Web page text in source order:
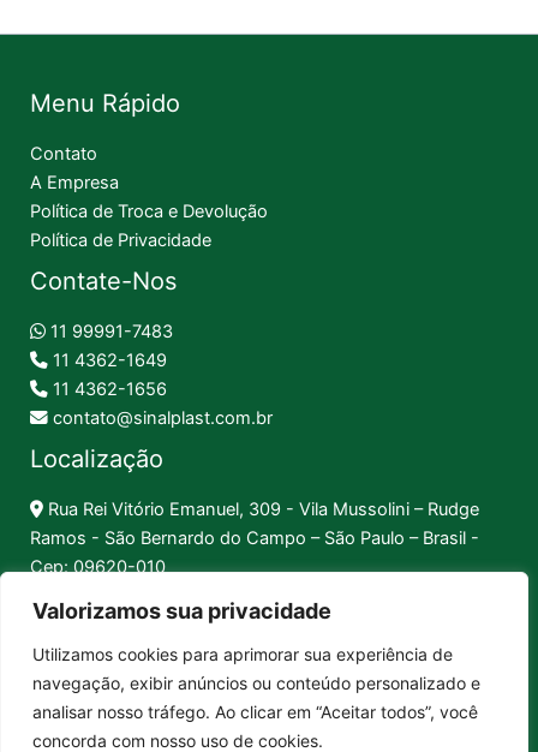
Valorizamos sua privacidade
Utilizamos cookies para aprimorar sua experiência de
navegação, exibir anúncios ou conteúdo personalizado e
analisar nosso tráfego. Ao clicar em “Aceitar todos”, você
concorda com nosso uso de cookies.
Menu Rápido
Contato
A Empresa
Política de Troca e Devolução
Política de Privacidade
Contate-Nos
11 99991-7483
11 4362-1649
11 4362-1656
contato@sinalplast.com.br
Localização
Rua Rei Vitório Emanuel, 309 - Vila Mussolini – Rudge
Ramos - São Bernardo do Campo – São Paulo – Brasil -
Cep: 09620-010
Pix │ Boleto │ Cartão